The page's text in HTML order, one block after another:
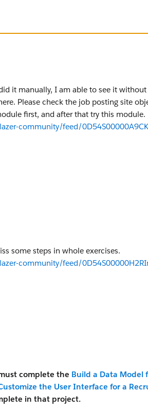
it manually, I am able to see it without
Please check the job posting site
first, and after that try this module.
community/feed/
some steps in whole exercises.
community/feed/
complete the Build a Data Model
the User Interface for a
in that project.